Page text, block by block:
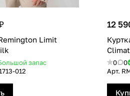
Limit
запас
012
12
0 0
Арт.